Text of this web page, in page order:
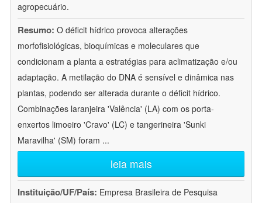
agropecuário.
Resumo: O déficit hídrico provoca alterações
morfofisiológicas, bioquímicas e moleculares que
condicionam a planta a estratégias para aclimatização e/ou
adaptação. A metilação do DNA é sensível e dinâmica nas
plantas, podendo ser alterada durante o déficit hídrico.
Combinações laranjeira 'Valência' (LA) com os porta-
enxertos limoeiro 'Cravo' (LC) e tangerineira 'Sunki
Maravilha' (SM) foram ...
leia mais
Instituição/UF/País: Empresa Brasileira de Pesquisa